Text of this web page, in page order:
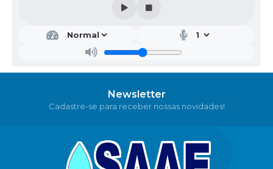
Newsletter
Cadastre-se para receber nossas novidades!